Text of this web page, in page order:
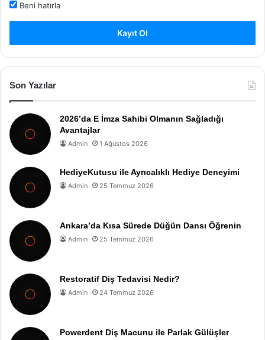
Beni hatırla
Kayıt Ol
Son Yazılar
2026’da E İmza Sahibi Olmanın Sağladığı
Avantajlar
Admin 1 Ağustos 2026
HediyeKutusu ile Ayrıcalıklı Hediye Deneyimi
Admin 25 Temmuz 2026
Ankara’da Kısa Sürede Düğün Dansı Öğrenin
Admin 25 Temmuz 2026
Restoratif Diş Tedavisi Nedir?
Admin 24 Temmuz 2026
Powerdent Diş Macunu ile Parlak Gülüşler